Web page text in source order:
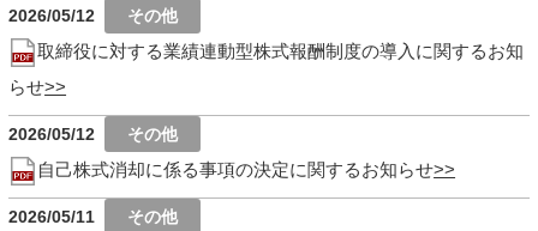
2026/05/12
取締役に対する業績連動型株式報酬制度の導入に関するお知
らせ
2026/05/12
自己株式消却に係る事項の決定に関するお知らせ
2026/05/11